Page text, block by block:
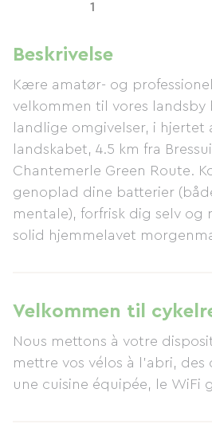
1
Beskrivelse
Kære amatør- og
velkommen til vores landsby
landlige omgivelser, i hjertet
landskabet, 4.5 km fra
Chantemerle Green Route.
genoplad dine batterier
mentale), forfrisk dig selv og
solid hjemmelavet
altertavle, en strudsefarm
der glæder både unge og
Tour Nivelle" giver mulighed
"grundskoleeksamensbevis"
forhold som i begyndelsen af
Velkommen til
Nous mettons à votre
mettre vos vélos à l'abri, des
une cuisine équipée, le WiFi